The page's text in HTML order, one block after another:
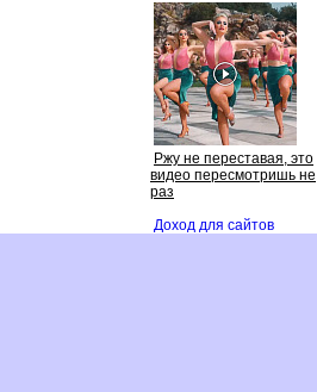
Ржу не переставая, это
идео пересмотришь не
раз
Доход для сайто